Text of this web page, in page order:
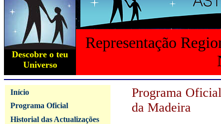
Descobre o teu
Universo
Representação
Início
Programa Oficial
Historial das Actualizações
Programa
da Madeira